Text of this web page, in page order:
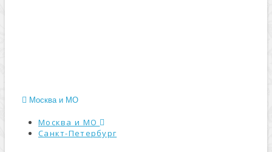
Москва и МО
Москва и МО
Санкт-Петербург